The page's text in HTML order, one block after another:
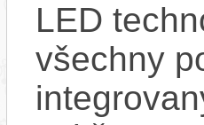
LED
všechny